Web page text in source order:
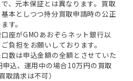
、元本保証とは異なります。買取
本としつつ持分買取申請時の公正
す。
座がGMOあおぞらネット銀行以
負担をお願いしております。
数は申込金額の全額とさせていた
込、運用中の場合10万円の買取
取請求は不可）